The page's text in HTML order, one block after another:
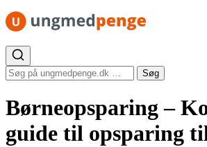
Spring til indhold
Søg efter: Søg
Børneopsparing –
guide til opsparing